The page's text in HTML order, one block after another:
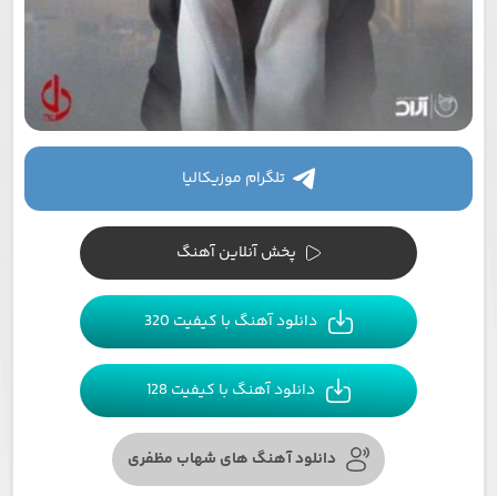
تلگرام موزیکالیا
پخش آنلاین آهنگ
دانلود آهنگ با کیفیت 320
دانلود آهنگ با کیفیت 128
دانلود آهنگ های شهاب مظفری